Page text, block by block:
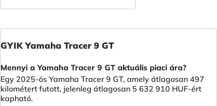
GYIK Yamaha Tracer 9 GT
Mennyi a Yamaha Tracer 9 GT aktuális piaci ára?
Egy 2025-ös Yamaha Tracer 9 GT, amely átlagosan 497
kilométert futott, jelenleg átlagosan 5 632 910 HUF-ért
kapható.